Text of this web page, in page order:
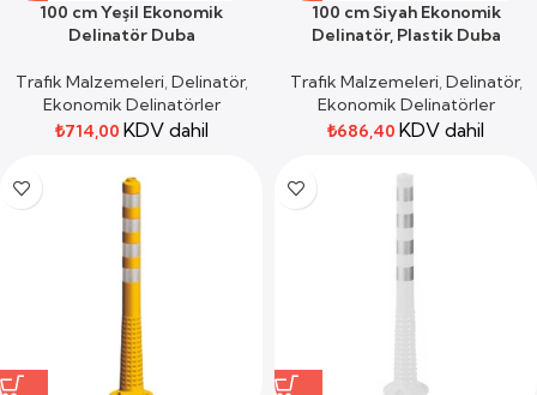
100 cm Yeşil Ekonomik
Delinatör Duba
Trafik Malzemeleri,Delinatör,
Ekonomik Delinatörler
₺714,00 KDV dahil
100 cm Siyah Ekonomik
Delinatör, Plastik Duba
Trafik Malzemeleri,Delinatör,
Ekonomik Delinatörler
₺686,40 KDV dahil